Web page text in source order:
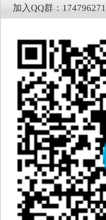
加入QQ群：174796271